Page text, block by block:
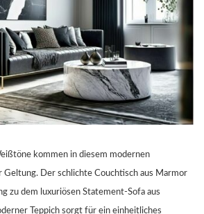
kommen in diesem modernen
Geltung. Der schlichte Couchtisch aus Marmor
zu dem luxuriösen Statement-Sofa aus
Teppich sorgt für ein einheitliches